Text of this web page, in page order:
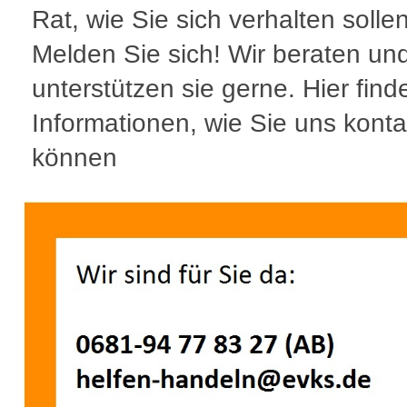
Rat, wie Sie sich verhalten
Melden Sie sich! Wir beraten
unterstützen sie gerne. Hier
Informationen, wie Sie uns
können